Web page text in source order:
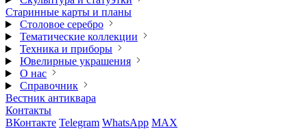
Старинные карты и планы
Столовое серебро
Тематические коллекции
Техника и приборы
Ювелирные украшения
О нас
Справочник
Вестник антиквара
Контакты
ВКонтакте Telegram WhatsApp MAX